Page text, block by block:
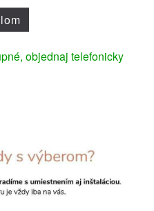
objednaj telefonicky